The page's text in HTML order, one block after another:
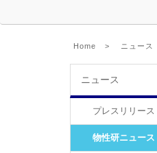
Home > ニュース
ニュース
プレスリリース
物性研ニュース